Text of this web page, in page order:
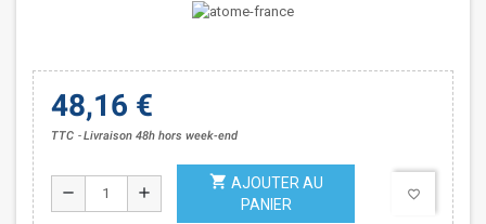
48,16 €
TTC Livraison 48h hors week-end
remove add
shopping_cart AJOUTER AU
PANIER
favorite_border